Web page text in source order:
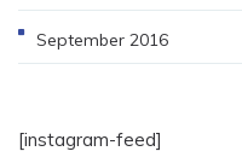
September 2016
[instagram-feed]